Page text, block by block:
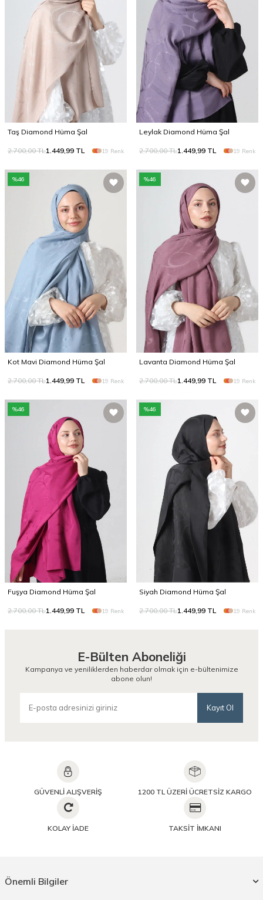
Taş Diamond Hüma Şal
2.700,00TL1.449,99 TL 19 Renk
Leylak Diamond Hüma Şal
2.700,00TL1.449,99 TL 19 Renk
%46
Kot Mavi Diamond Hüma Şal
2.700,00TL1.449,99 TL 19 Renk
%46
Lavanta Diamond Hüma Şal
2.700,00TL1.449,99 TL 19 Renk
%46
Fuşya Diamond Hüma Şal
2.700,00TL1.449,99 TL 19 Renk
%46
Siyah Diamond Hüma Şal
2.700,00TL1.449,99 TL 19 Renk
E-Bülten Aboneliği
Kampanya ve yeniliklerden haberdar olmak için e-bültenimize
abone olun!
Kayıt Ol
GÜVENLİ ALIŞVERİŞ 1200 TL ÜZERİ ÜCRETSİZ KARGO
KOLAY İADE TAKSİT İMKANI
Önemli Bilgiler